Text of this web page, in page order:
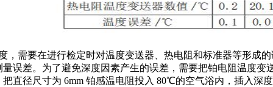
需要在进行检定时对温度变送器、热电阻和标准器等形成
误差。为了避免深度因素产生的误差，需要把铂电阻温度
直径尺寸为 6mm 铂感温电阻投入 80℃的空气浴内，插入